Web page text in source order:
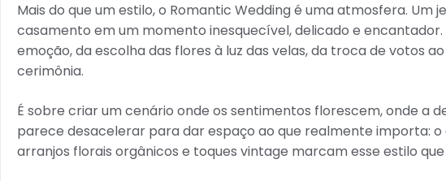
Mais do que um estilo, o Romantic Wedding é uma atmosfera. Um
casamento em um momento inesquecível, delicado e
emoção, da escolha das flores à luz das velas, da troca de votos
cerimônia.
É sobre criar um cenário onde os sentimentos florescem, onde a
parece desacelerar para dar espaço ao que realmente importa: o
arranjos florais orgânicos e toques vintage marcam esse estilo